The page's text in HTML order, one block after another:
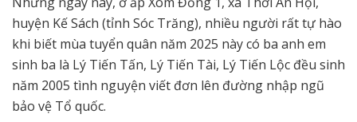
huyện Kế Sách (tỉnh Sóc Trăng), nhiều người rất tự hào
khi biết mùa tuyển quân năm 2025 này có ba anh em
sinh ba là Lý Tiến Tấn, Lý Tiến Tài, Lý Tiến Lộc đều sinh
năm 2005 tình nguyện viết đơn lên đường nhập ngũ
bảo vệ Tổ quốc.